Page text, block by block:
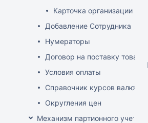
Карточка организации
Добавление Сотрудника
Нумераторы
Договор на поставку
Условия оплаты
Справочник курсов валют
Округления цен
Механизм партионного учета